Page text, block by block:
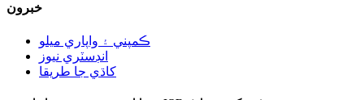
خبرون
ڪمپني ۽ واپاري ميلو
انڊسٽري نيوز
کاڌي جا طريقا